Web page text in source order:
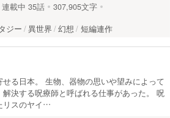
連載中 35話
307,905文字
ジー 異世界 幻想 短編連作
る日本。 生物、器物の思いや望みによって
決する呪療師と呼ばれる仕事があった。 呪
リスのヤイ…